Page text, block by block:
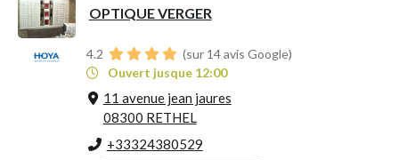
OPTIQUE VERGER
4.2
(sur 14 avis Google)
Ouvert jusque 12:00
11 avenue jean jaures
08300 RETHEL
+33324380529